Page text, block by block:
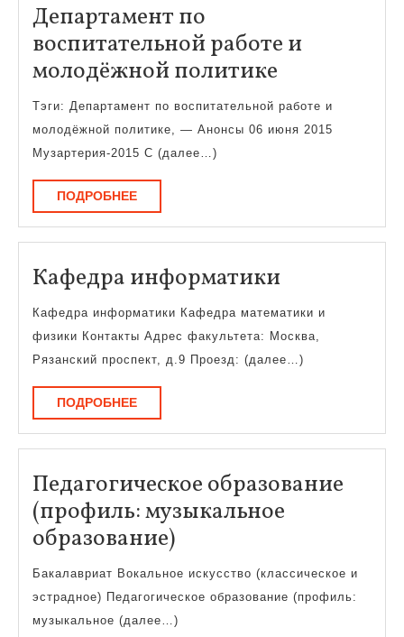
Департамент по
воспитательной работе и
молодёжной политике
по
политике
Тэги: Департамент по воспитательной работе и
молодёжной политике, — Анонсы 06 июня 2015
Музартерия-2015 С (далее…)
ПОДРОБНЕЕПОДРОБНЕЕ
Кафедра информатики
Кафедра информатики Кафедра математики и
физики Контакты Адрес факультета: Москва,
Рязанский проспект, д.9 Проезд: (далее…)
ПОДРОБНЕЕПОДРОБНЕЕ
Педагогическое образование
(профиль: музыкальное
образование)Педагогическое
образование
(профиль:
музыкальное
Бакалавриат Вокальное искусство (классическое и
эстрадное) Педагогическое образование (профиль:
музыкальное (далее…)